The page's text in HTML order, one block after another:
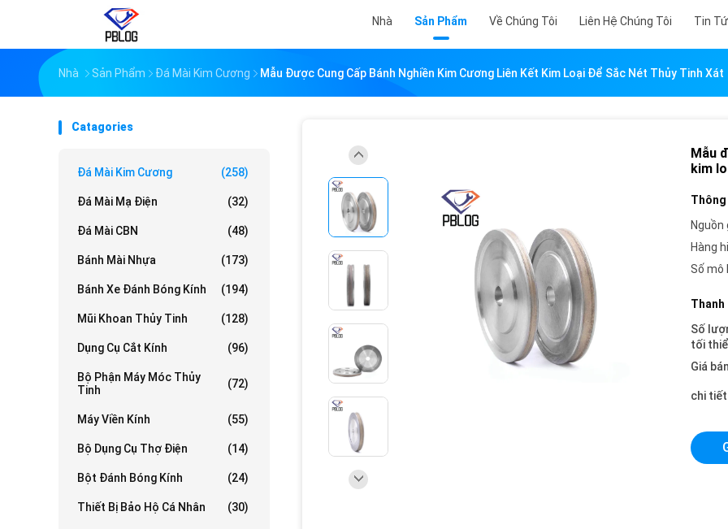
Nhà Sản Phẩm Về Chúng Tôi Liên Hệ Chúng Tôi Tin
Nhà Sản Phẩm Đá Mài Kim Cương Mẫu Được Cung Cấp Bánh Nghiền Kim Cương Liên Kết Kim Loại Để Sắc Nét Thủy Tinh Xát
Catagories
Đá Mài Kim Cương (258)
Đá Mài Mạ Điện (32)
Đá Mài CBN (48)
Bánh Mài Nhựa (173)
Bánh Xe Đánh Bóng Kính (194)
Mũi Khoan Thủy Tinh (128)
Dụng Cụ Cắt Kính (96)
Bộ Phận Máy Móc Thủy
Tinh
(72)
Máy Viền Kính (55)
Bộ Dụng Cụ Thợ Điện (14)
Bột Đánh Bóng Kính (24)
Thiết Bị Bảo Hộ Cá Nhân (30)
Mẫu
kim
Nguồn
Hàng
Số mô
Số
tối
Giá
chi